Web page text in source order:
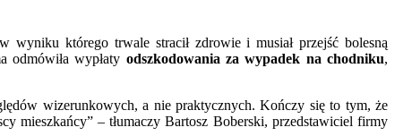
którego trwale stracił zdrowie i musiał przejść bolesną
odmówiła wypłaty odszkodowania za wypadek na chodniku,
wizerunkowych, a nie praktycznych. Kończy się to tym, że
mieszkańcy” – tłumaczy Bartosz Boberski, przedstawiciel firmy